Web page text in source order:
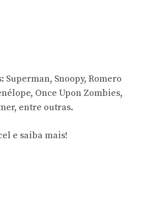
Snoopy, Romero
Once Upon Zombies,
entre outras.
e saiba mais!